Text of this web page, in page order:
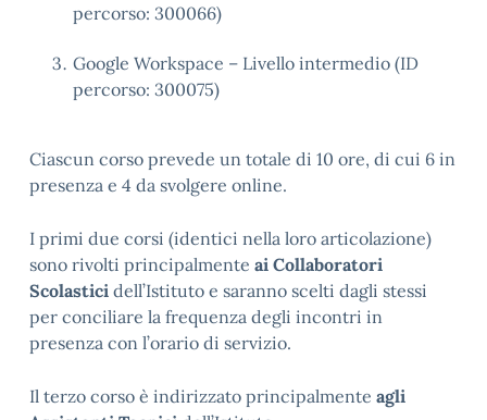
percorso: 300066)
Google Workspace – Livello intermedio (ID
percorso: 300075)
Ciascun corso prevede un totale di 10 ore, di cui 6 in
presenza e 4 da svolgere online.
I primi due corsi (identici nella loro articolazione)
sono rivolti principalmente ai Collaboratori
Scolastici dell’Istituto e saranno scelti dagli stessi
per conciliare la frequenza degli incontri in
presenza con l’orario di servizio.
Il terzo corso è indirizzato principalmente agli